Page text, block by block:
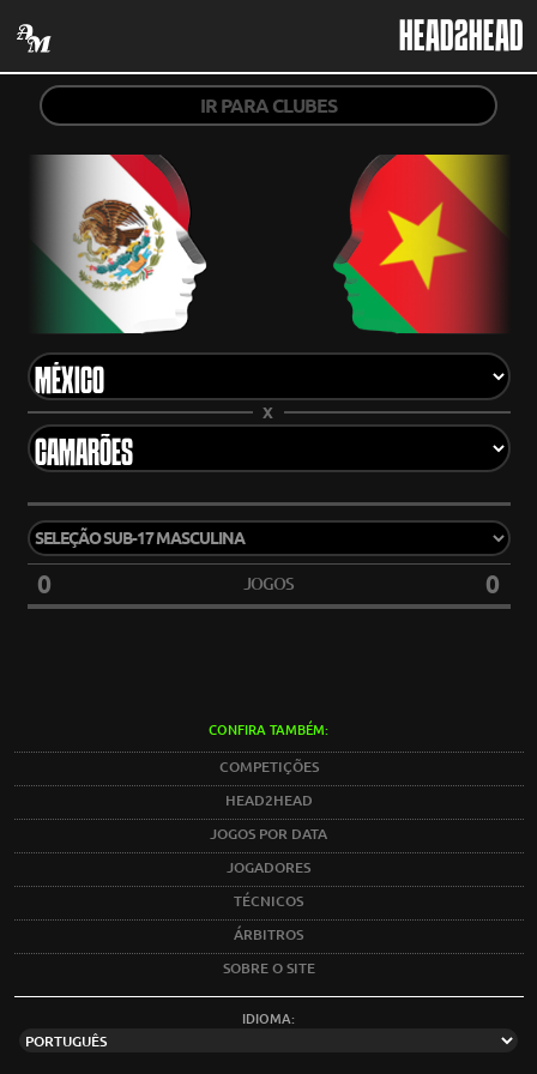
HEAD2HEAD
IR PARA CLUBES
X
0 JOGOS 0
CONFIRA TAMBÉM:
COMPETIÇÕES
HEAD2HEAD
JOGOS POR DATA
JOGADORES
TÉCNICOS
ÁRBITROS
SOBRE O SITE
IDIOMA: